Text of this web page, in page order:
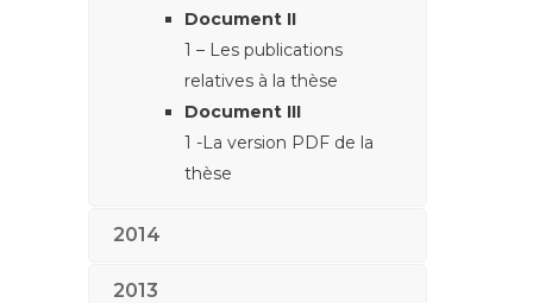
Document II
1 – Les publications
relatives à la thèse
Document III
1 -La version PDF de la
thèse
2014
2013